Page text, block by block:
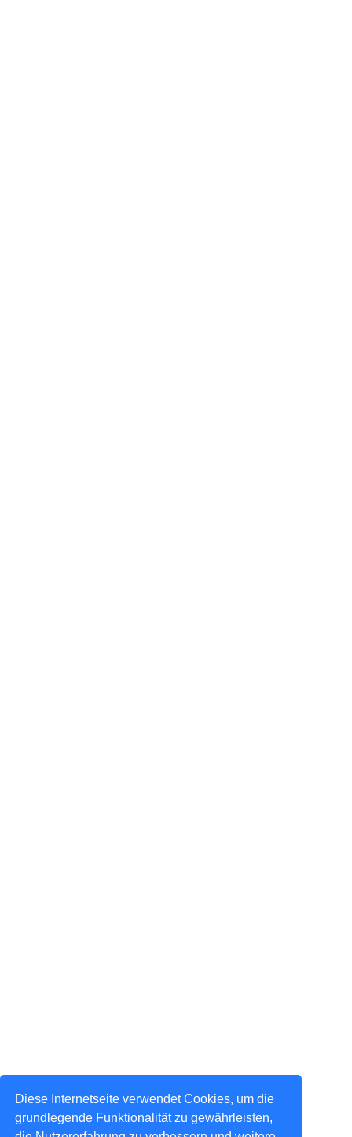
Diese Internetseite verwendet Cookies, um die
grundlegende Funktionalität zu gewährleisten,